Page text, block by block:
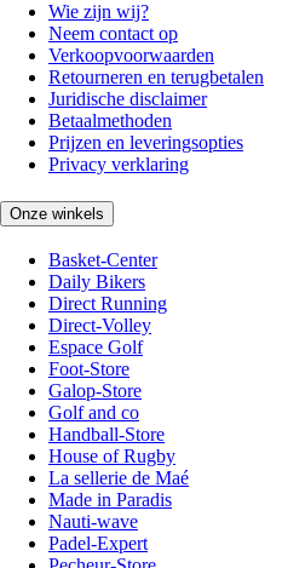
Wie zijn wij?
Neem contact op
Verkoopvoorwaarden
Retourneren en terugbetalen
Juridische disclaimer
Betaalmethoden
Prijzen en leveringsopties
Privacy verklaring
Onze winkels
Basket-Center
Daily Bikers
Direct Running
Direct-Volley
Espace Golf
Foot-Store
Galop-Store
Golf and co
Handball-Store
House of Rugby
La sellerie de Maé
Made in Paradis
Nauti-wave
Padel-Expert